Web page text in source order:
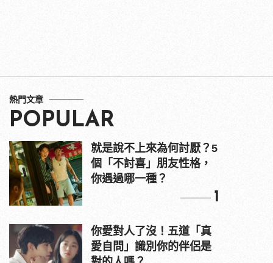
熱門文章
POPULAR
就是說不上來為何討厭？5
個「不討喜」朋友性格，
你遇過哪一種？
1
你愛對人了沒！五道「真
愛自問」識別你的伴侶是